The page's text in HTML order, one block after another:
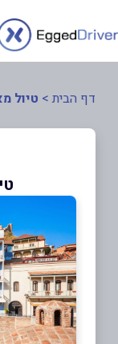
דף הבית > טיול